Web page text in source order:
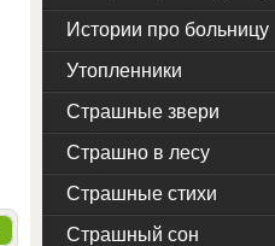
Истории про больницу
Утопленники
Страшные звери
Страшно в лесу
Страшные стихи
Страшный сон